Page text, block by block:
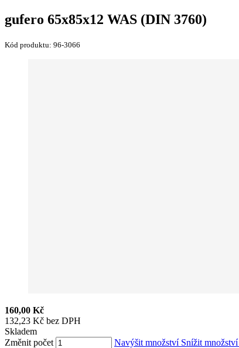
gufero 65x85x12 WAS (DIN 3760)
Kód produktu: 96-3066
160,00 Kč
132,23 Kč bez DPH
Skladem
Změnit počet
Navýšit množství Snížit množství